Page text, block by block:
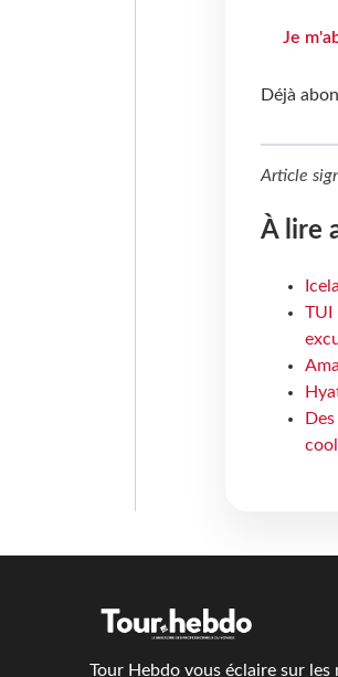
Je
Déjà
Article
À lire
TUI
Tour Hebdo vous éclaire sur